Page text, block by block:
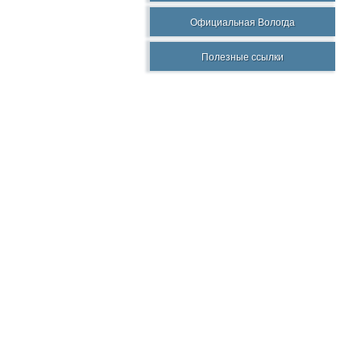
Официальная Вологда
Полезные ссылки